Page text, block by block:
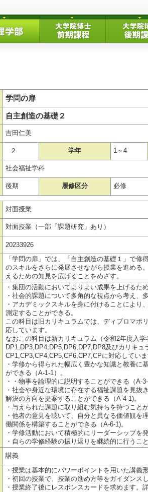
学問の扉
自主創造の基礎２
吉田仁美
2 学年 1～4
社会福祉学科
後期 履修区分 必修
対面授業
対面授業（一部「課題研究」あり）
20233926
「学問の扉」では、「自主創造の基礎１」で
のスキルをさらに発展させながら授業を進める
えるための知見を広げることをめざす。
・集団の活動においてよりよい成果を上げるた
・社会的課題について多角的な視点から考え、
・アカデミックスキルを身に付けることにより
測定することができる。
この科目は旧カリキュラムでは、ディプロマポ
応しています。
なおこの科目は新カリキュラム（令和2年度入
DP1,DP3,DP4,DP5,DP6,DP7,DP8及びカリキュ
CP1,CP3,CP4,CP5,CP6,CP7,CPに対応していま
・学修から得られた幅広く豊かな知識と教養に
ができる（A-1-1）。
・・物事を論理的に説明することができる（A-3-
・社会や身近な環境に存在する福祉課題を見抜
解決の方向を提案することができる（A-4-1)。
・与えられた課題に取り組む気持ちを持つこと
・他者の意見を聴いて、自分と異なる価値観を
働関係を構築することができる（A-6-1)。
・学修活動において積極的にリーダーシップを
・自らの学修経験の振り返りを継続的に行うこ
講義
・授業は基本的にパワーポイントを用いた講義
・初回の授業で、授業の進め方等をガイダンスし
・授業終了後にレスポンスカードを求めます。